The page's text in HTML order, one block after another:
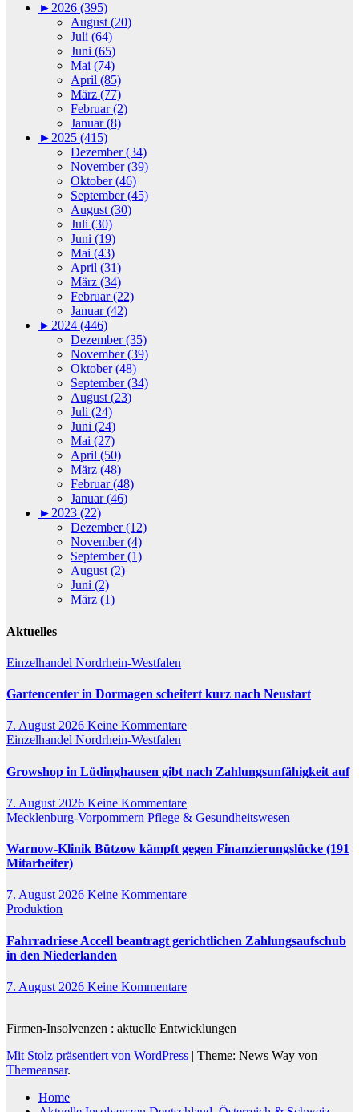
► 2026 (395)
August (20)
Juli (64)
Juni (65)
Mai (74)
April (85)
März (77)
Februar (2)
Januar (8)
► 2025 (415)
Dezember (34)
November (39)
Oktober (46)
September (45)
August (30)
Juli (30)
Juni (19)
Mai (43)
April (31)
März (34)
Februar (22)
Januar (42)
► 2024 (446)
Dezember (35)
November (39)
Oktober (48)
September (34)
August (23)
Juli (24)
Juni (24)
Mai (27)
April (50)
März (48)
Februar (48)
Januar (46)
► 2023 (22)
Dezember (12)
November (4)
September (1)
August (2)
Juni (2)
März (1)
Aktuelles
Einzelhandel Nordrhein-Westfalen
Gartencenter in Dormagen scheitert kurz nach Neustart
7. August 2026 Keine Kommentare
Einzelhandel Nordrhein-Westfalen
Growshop in Lüdinghausen gibt nach Zahlungsunfähigkeit auf
7. August 2026 Keine Kommentare
Mecklenburg-Vorpommern Pflege & Gesundheitswesen
Warnow-Klinik Bützow kämpft gegen Finanzierungslücke (191
Mitarbeiter)
7. August 2026 Keine Kommentare
Produktion
Fahrradriese Accell beantragt gerichtlichen Zahlungsaufschub
in den Niederlanden
7. August 2026 Keine Kommentare
Firmen-Insolvenzen : aktuelle Entwicklungen
Mit Stolz präsentiert von WordPress | Theme: News Way von
Themeansar.
Home